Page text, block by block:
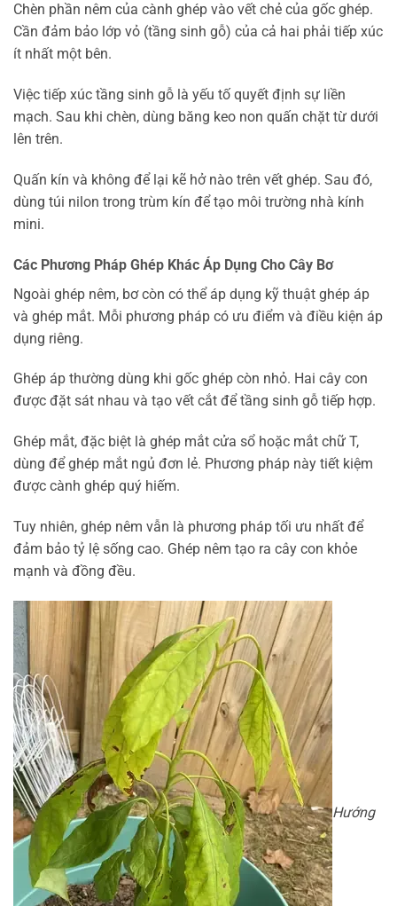
Chèn phần nêm của cành ghép vào vết chẻ của gốc ghép.
Cần đảm bảo lớp vỏ (tầng sinh gỗ) của cả hai phải tiếp xúc
ít nhất một bên.
Việc tiếp xúc tầng sinh gỗ là yếu tố quyết định sự liền
mạch. Sau khi chèn, dùng băng keo non quấn chặt từ dưới
lên trên.
Quấn kín và không để lại kẽ hở nào trên vết ghép. Sau đó,
dùng túi nilon trong trùm kín để tạo môi trường nhà kính
mini.
Các Phương Pháp Ghép Khác Áp Dụng Cho Cây Bơ
Ngoài ghép nêm, bơ còn có thể áp dụng kỹ thuật ghép áp
và ghép mắt. Mỗi phương pháp có ưu điểm và điều kiện áp
dụng riêng.
Ghép áp thường dùng khi gốc ghép còn nhỏ. Hai cây con
được đặt sát nhau và tạo vết cắt để tầng sinh gỗ tiếp hợp.
Ghép mắt, đặc biệt là ghép mắt cửa sổ hoặc mắt chữ T,
dùng để ghép mắt ngủ đơn lẻ. Phương pháp này tiết kiệm
được cành ghép quý hiếm.
Tuy nhiên, ghép nêm vẫn là phương pháp tối ưu nhất để
đảm bảo tỷ lệ sống cao. Ghép nêm tạo ra cây con khỏe
mạnh và đồng đều.
Hướng